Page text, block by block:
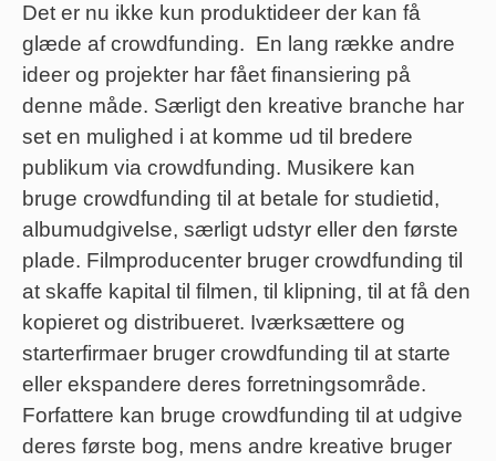
Det er nu ikke kun produktideer der kan få
glæde af crowdfunding. En lang række andre
ideer og projekter har fået finansiering på
denne måde. Særligt den kreative branche har
set en mulighed i at komme ud til bredere
publikum via crowdfunding. Musikere kan
bruge crowdfunding til at betale for studietid,
albumudgivelse, særligt udstyr eller den første
plade. Filmproducenter bruger crowdfunding til
at skaffe kapital til filmen, til klipning, til at få den
kopieret og distribueret. Iværksættere og
starterfirmaer bruger crowdfunding til at starte
eller ekspandere deres forretningsområde.
Forfattere kan bruge crowdfunding til at udgive
deres første bog, mens andre kreative bruger